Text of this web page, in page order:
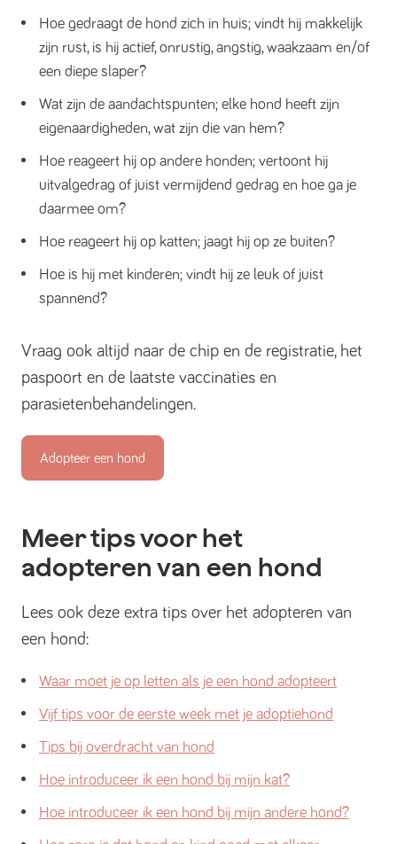
Hoe gedraagt de hond zich in huis; vindt hij makkelijk
zijn rust, is hij actief, onrustig, angstig, waakzaam en/of
een diepe slaper?
Wat zijn de aandachtspunten; elke hond heeft zijn
eigenaardigheden, wat zijn die van hem?
Hoe reageert hij op andere honden; vertoont hij
uitvalgedrag of juist vermijdend gedrag en hoe ga je
daarmee om?
Hoe reageert hij op katten; jaagt hij op ze buiten?
Hoe is hij met kinderen; vindt hij ze leuk of juist
spannend?
Vraag ook altijd naar de chip en de registratie, het
paspoort en de laatste vaccinaties en
parasietenbehandelingen.
Adopteer een hond
Meer tips voor het
adopteren van een hond
Lees ook deze extra tips over het adopteren van
een hond:
Waar moet je op letten als je een hond adopteert
Vijf tips voor de eerste week met je adoptiehond
Tips bij overdracht van hond
Hoe introduceer ik een hond bij mijn kat?
Hoe introduceer ik een hond bij mijn andere hond?